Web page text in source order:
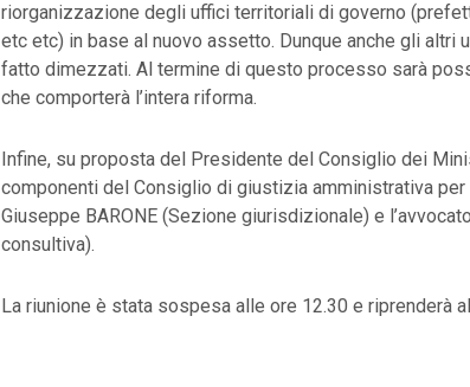
riorganizzazione degli uffici territoriali di governo
etc etc) in base al nuovo assetto. Dunque anche gli altri
fatto dimezzati. Al termine di questo processo sarà
che comporterà l’intera riforma.
Infine, su proposta del Presidente del Consiglio dei
componenti del Consiglio di giustizia amministrativa per
Giuseppe BARONE (Sezione giurisdizionale) e
consultiva).
La riunione è stata sospesa alle ore 12.30 e riprenderà